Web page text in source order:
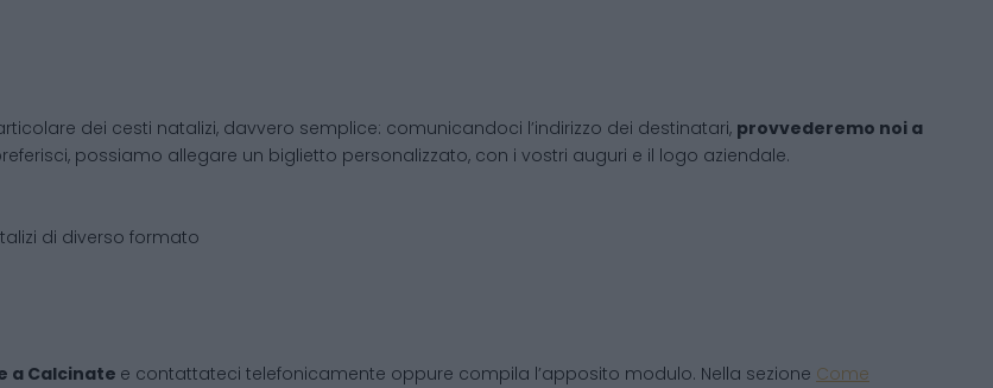
dei cesti natalizi, davvero semplice: comunicandoci l’indirizzo dei destinatari, provvederemo noi a
possiamo allegare un biglietto personalizzato, con i vostri auguri e il logo aziendale.
di diverso formato
a Calcinate e contattateci telefonicamente oppure compila l’apposito modulo. Nella sezione Come